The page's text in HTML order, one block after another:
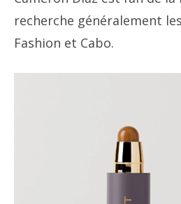
recherche généralement
Fashion et Cabo.